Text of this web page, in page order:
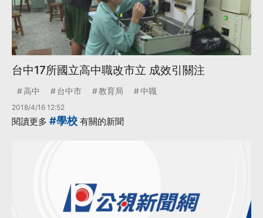
台中17所國立高中職改市立 成效引關注
高中 台中市 教育局 中職
2018/4/16 12:52
閱讀更多 #學校 有關的新聞